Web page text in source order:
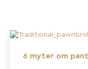
6 myter om